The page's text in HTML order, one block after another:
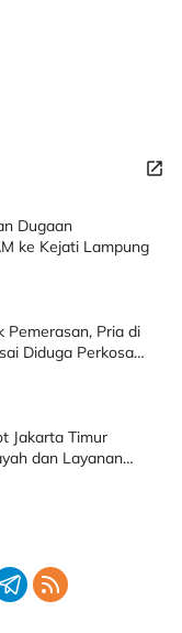
Dugaan
ke Kejati Lampung
Pemerasan, Pria di
Diduga Perkosa
Jakarta Timur
dan Layanan